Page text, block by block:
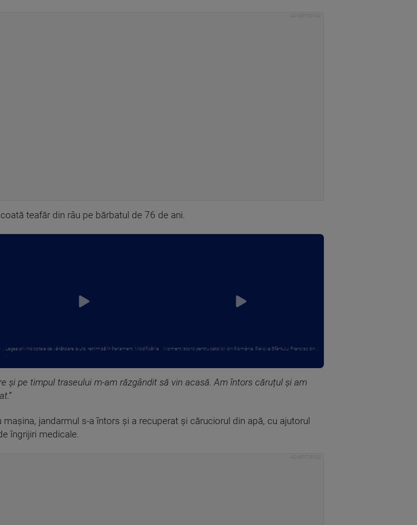
teafăr din râu pe bărbatul de 76 de ani.
Legea privind cotele de vânătoare la urs, retrimisă în Parlament. Modificările
Moment istoric pentru catolicii din România. Relicva Sfântului Francisc din ...
și pe timpul traseului m-am răzgândit să vin acasă. Am întors căruțul și am
jandarmul s-a întors și a recuperat și căruciorul din apă, cu ajutorul
îngrijiri medicale.